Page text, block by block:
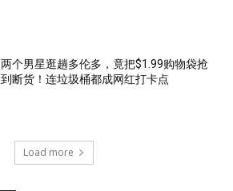
两个男星逛趟多伦多，竟把$1.99购物袋抢
到断货！连垃圾桶都成网红打卡点
Load more